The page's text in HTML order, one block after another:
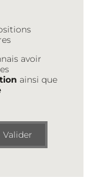
avoir
ainsi que
Valider